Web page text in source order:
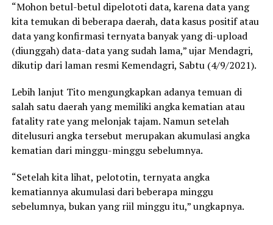
“Mohon betul-betul dipelototi data, karena data yang
kita temukan di beberapa daerah, data kasus positif atau
data yang konfirmasi ternyata banyak yang di-upload
(diunggah) data-data yang sudah lama,” ujar Mendagri,
dikutip dari laman resmi Kemendagri, Sabtu (4/9/2021).
Lebih lanjut Tito mengungkapkan adanya temuan di
salah satu daerah yang memiliki angka kematian atau
fatality rate yang melonjak tajam. Namun setelah
ditelusuri angka tersebut merupakan akumulasi angka
kematian dari minggu-minggu sebelumnya.
“Setelah kita lihat, pelototin, ternyata angka
kematiannya akumulasi dari beberapa minggu
sebelumnya, bukan yang riil minggu itu,” ungkapnya.